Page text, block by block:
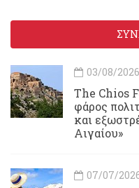
03/08/2026
Τhe Chios
φάρος
και
Αιγαίου»
07/07/